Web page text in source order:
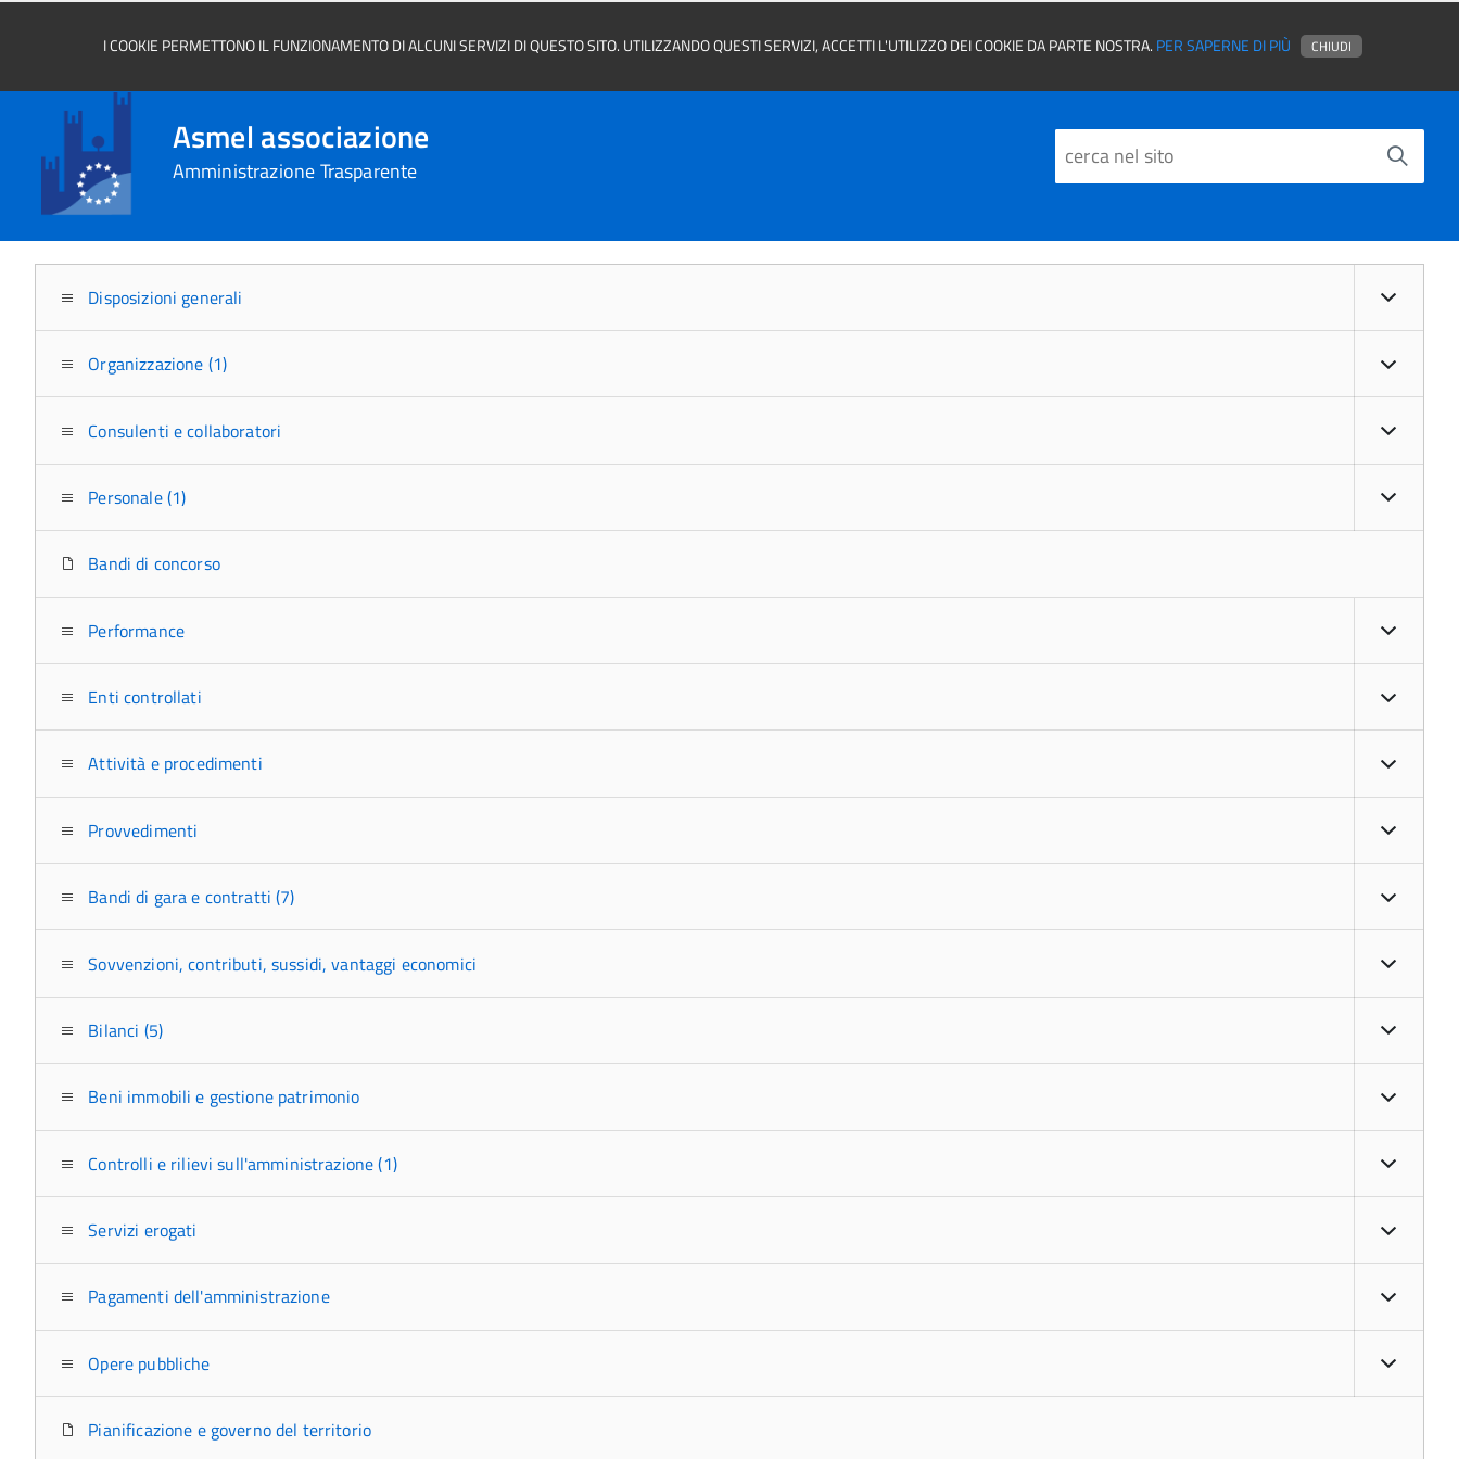
Asmel associazione
Amministrazione Trasparente
Disposizioni generali
Organizzazione (1)
Consulenti e collaboratori
Personale (1)
Bandi di concorso
Performance
Enti controllati
Attività e procedimenti
Provvedimenti
Bandi di gara e contratti (7)
Sovvenzioni, contributi, sussidi, vantaggi economici
Bilanci (5)
Beni immobili e gestione patrimonio
Controlli e rilievi sull'amministrazione (1)
Servizi erogati
Pagamenti dell'amministrazione
Opere pubbliche
Pianificazione e governo del territorio
I COOKIE PERMETTONO IL FUNZIONAMENTO DI ALCUNI SERVIZI DI QUESTO SITO. UTILIZZANDO QUESTI SERVIZI, ACCETTI L'UTILIZZO DEI COOKIE DA PARTE NOSTRA. PER SAPERNE DI PIÙ CHIUDI